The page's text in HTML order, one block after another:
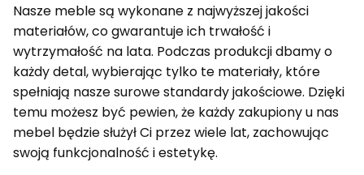
Nasze meble są wykonane z najwyższej jakości
materiałów, co gwarantuje ich trwałość i
wytrzymałość na lata. Podczas produkcji dbamy o
każdy detal, wybierając tylko te materiały, które
spełniają nasze surowe standardy jakościowe. Dzięki
temu możesz być pewien, że każdy zakupiony u nas
mebel będzie służył Ci przez wiele lat, zachowując
swoją funkcjonalność i estetykę.